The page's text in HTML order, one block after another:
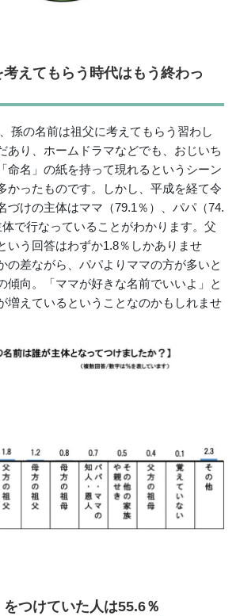
えてもらう時代はもう終わっ
孫の名前は祖父に考えてもらう習わし
あり、ホームドラマなどでも、おじいち
命名」の紙を持って現れるというシーン
かったものです。しかし、平成を経て令
づけの主体はママ（79.1％）、パパ（74.
で行なっていることがわかります。父
いう回答はわずか1.8％しかありませ
の差ながら、パパよりママの方が多いと
傾向。「ママが好きな名前でいいよ」と
増えているということなのかもしれませ
をつけていた人は55.6％